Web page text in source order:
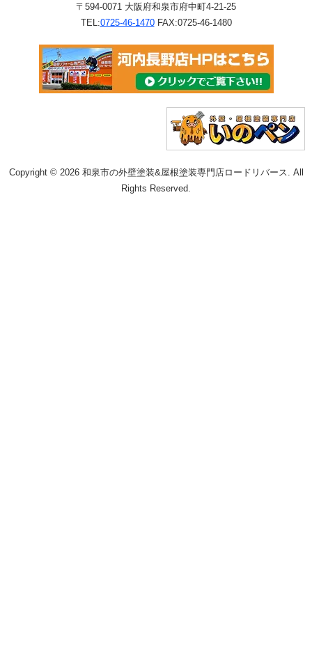
〒594-0071 大阪府和泉市府中町4-21-25
TEL:0725-46-1470FAX:0725-46-1480
Copyright © 2026 和泉市の外壁塗装&屋根塗装専門店ロードリバース. All
Rights Reserved.